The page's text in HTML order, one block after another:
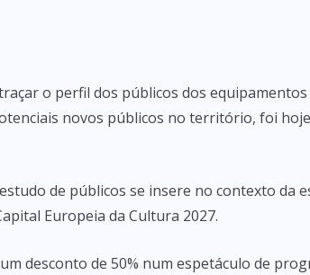
o perfil dos públicos dos
novos públicos no território, foi hoje
de públicos se insere no contexto da
Europeia da Cultura 2027.
desconto de 50% num espetáculo de